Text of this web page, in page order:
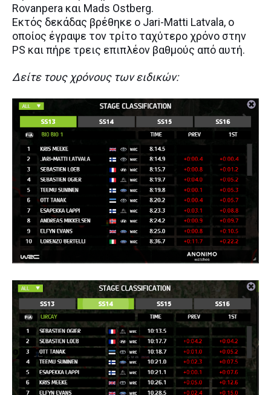
Rovanpera και Mads Ostberg.
Εκτός δεκάδας βρέθηκε ο Jari-Matti Latvala, ο
οποίος έγραψε τον τρίτο ταχύτερο χρόνο στην
PS και πήρε τρεις επιπλέον βαθμούς από αυτή.
Δείτε τους χρόνους των ειδικών: